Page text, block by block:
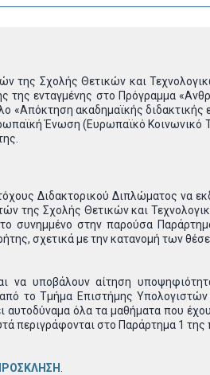
της Σχολής Θετικών και
της ενταγμένης στο Πρόγραμμα
«Απόκτηση ακαδημαϊκής
Ένωση (Ευρωπαϊκό Κοινωνικό
Διδακτορικού Διπλώματος να
της Σχολής Θετικών και
συνημμένο στην παρούσα
σχετικά με την κατανομή των
να υποβάλουν αίτηση
από το Τμήμα Επιστήμης
αυτοδύναμα όλα τα μαθήματα που
περιγράφονται στο Παράρτημα 1